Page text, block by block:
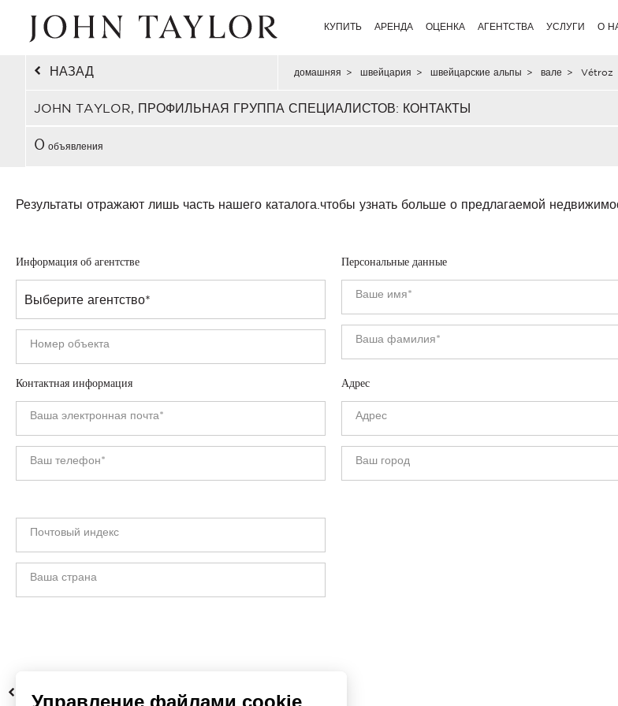
КУПИТЬ АРЕНДА ОЦЕНКА АГЕНТСТВА УСЛУГИ О
НАЗАД домашняя > швейцария > швейцарские альпы > вале > Vétroz
JOHN TAYLOR, ПРОФИЛЬНАЯ ГРУППА СПЕЦИАЛИСТОВ: КОНТАКТЫ
0 объявления
Результаты отражают лишь часть нашего каталога. чтобы узнать больше о предлагаемой
Информация об агентстве Персональные данные
Контактная информация Адрес
НАЗАД
Управление файлами cookie